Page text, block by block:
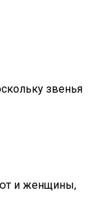
звенья
и женщины,